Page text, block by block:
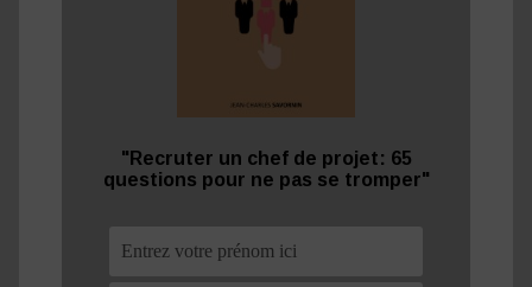
"Recruter un chef de projet: 65
questions pour ne pas se tromper"